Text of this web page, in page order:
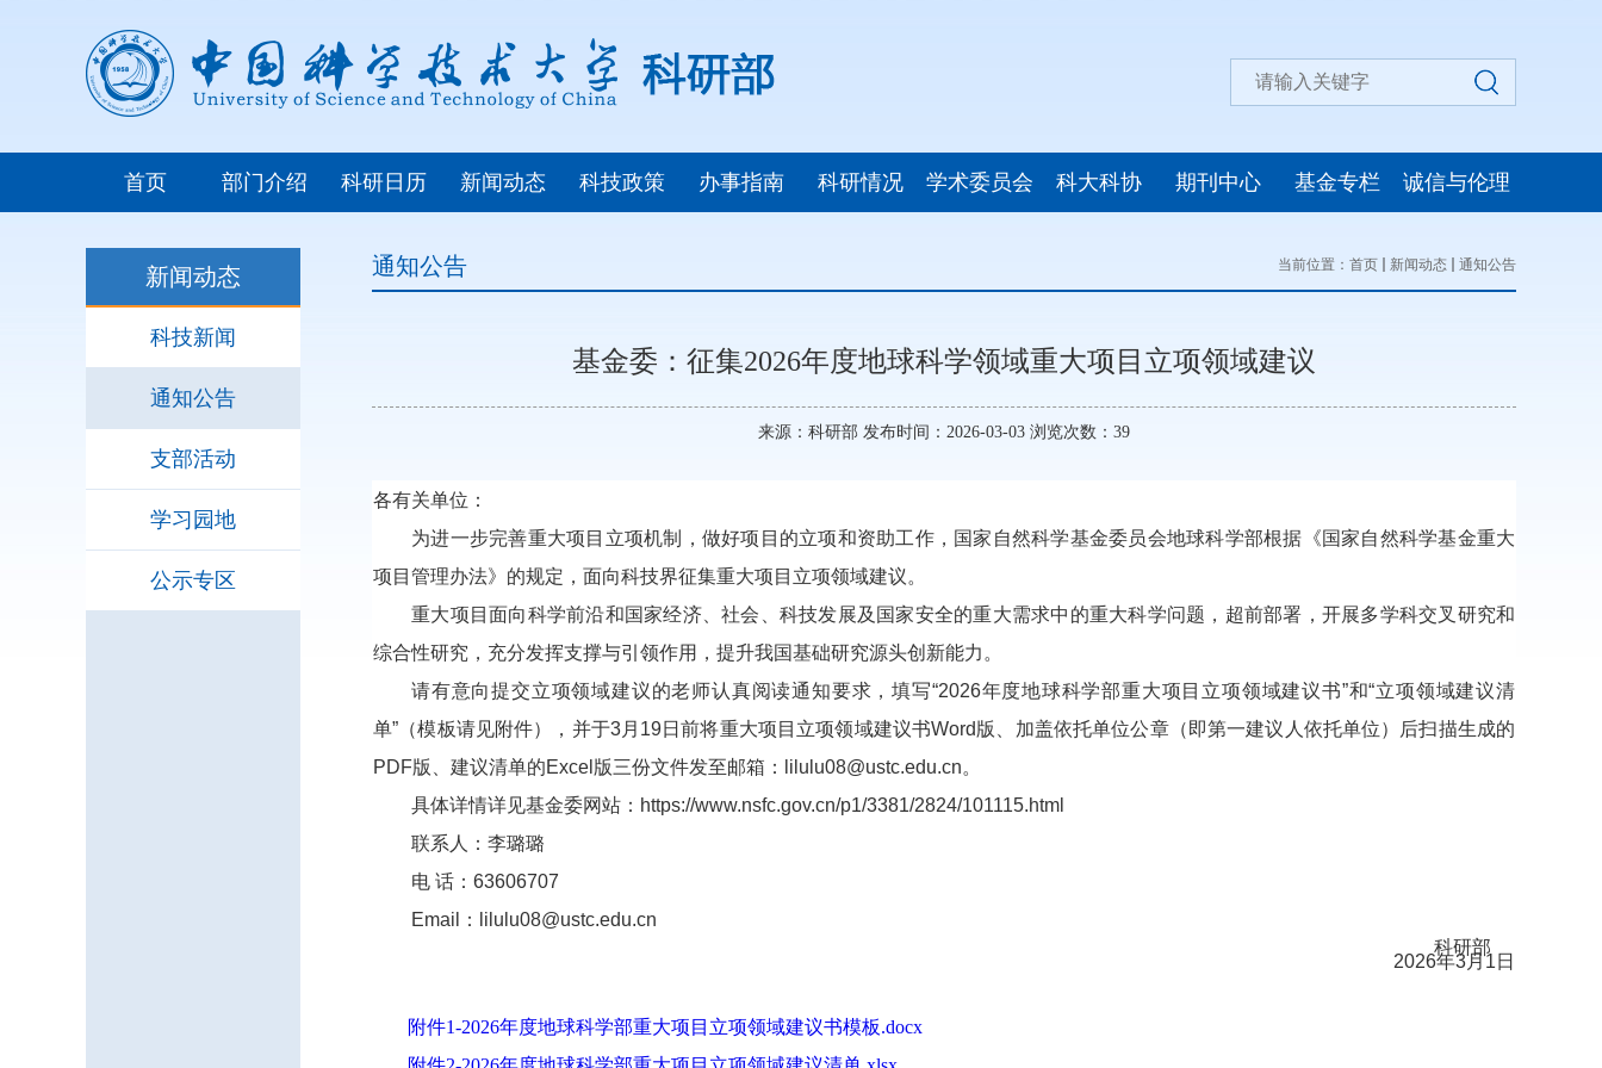
首页 部门介绍 科研日历 新闻动态 科技政策 办事指南 科研情况 学术委员会 科大科协 期刊中心 基金专栏 诚信与伦理
新闻动态
科技新闻
通知公告
支部活动
学习园地
公示专区
通知公告 当前位置： 首页 新闻动态 通知公告
基金委：征集2026年度地球科学领域重大项目立项领域建议
来源：科研部 发布时间：2026-03-03 浏览次数： 39
各有关单位：
为进一步完善重大项目立项机制，做好项目的立项和资助工作，国家自然科学基金委员会地球科学部根据《国家自然科学基金重大
项目管理办法》的规定，面向科技界征集重大项目立项领域建议。
重大项目面向科学前沿和国家经济、社会、科技发展及国家安全的重大需求中的重大科学问题，超前部署，开展多学科交叉研究和
综合性研究，充分发挥支撑与引领作用，提升我国基础研究源头创新能力。
请有意向提交立项领域建议的老师认真阅读通知要求，填写“2026年度地球科学部重大项目立项领域建议书”和“立项领域建议清
单”（模板请见附件），并于3月 19日前将重大项目立项领域建议书Word版、加盖依托单位公章（即第一建议人依托单位）后扫描生成的
PDF版、建议清单的Excel 版三份文件发至邮箱： lilulu08@ustc.edu.cn。
具体详情详见基金委网站： https://www.nsfc.gov.cn/p1/3381/2824/101115.html
联系人：李璐璐
电 话： 63606707
Email
：
lilulu08@ustc.edu.cn
科研部
2026年3月1 日
附件1-2026年度地球科学部重大项目立项领域建议书模板.docx